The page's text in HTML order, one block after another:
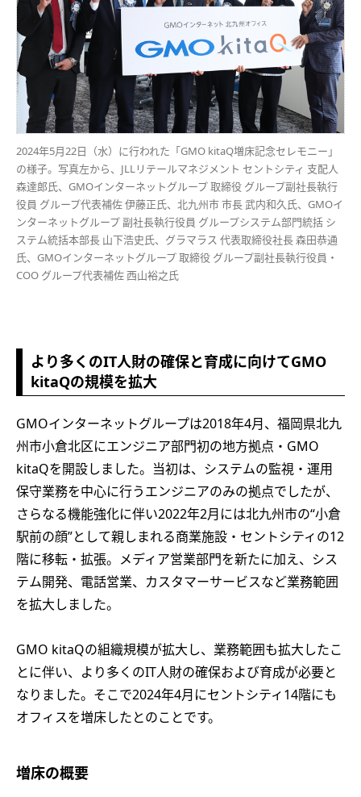
2024年5月22日（水）に行われた「GMO kitaQ増床記念セレモニー」
の様子。写真左から、JLLリテールマネジメント セントシティ 支配人
森達郎氏、GMOインターネットグループ 取締役 グループ副社長執行
役員 グループ代表補佐 伊藤正氏、北九州市 市長 武内和久氏、GMOイ
ンターネットグループ 副社長執行役員 グループシステム部門統括 シ
ステム統括本部長 山下浩史氏、グラマラス 代表取締役社長 森田恭通
氏、GMOインターネットグループ 取締役 グループ副社長執行役員・
COO グループ代表補佐 西山裕之氏
より多くのIT人財の確保と育成に向けてGMO
kitaQの規模を拡大
GMOインターネットグループは2018年4月、福岡県北九
州市小倉北区にエンジニア部門初の地方拠点・GMO
kitaQを開設しました。当初は、システムの監視・運用
保守業務を中心に行うエンジニアのみの拠点でしたが、
さらなる機能強化に伴い2022年2月には北九州市の“小倉
駅前の顔”として親しまれる商業施設・セントシティの12
階に移転・拡張。メディア営業部門を新たに加え、シス
テム開発、電話営業、カスタマーサービスなど業務範囲
を拡大しました。
GMO kitaQの組織規模が拡大し、業務範囲も拡大したこ
とに伴い、より多くのIT人財の確保および育成が必要と
なりました。そこで2024年4月にセントシティ14階にも
オフィスを増床したとのことです。
増床の概要